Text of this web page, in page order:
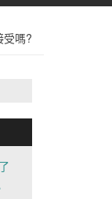
受嗎?